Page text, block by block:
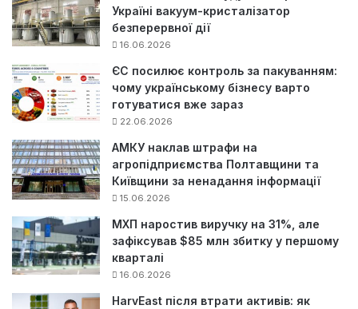
Україні вакуум-кристалізатор
безперервної дії
16.06.2026
ЄС посилює контроль за пакуванням:
чому українському бізнесу варто
готуватися вже зараз
22.06.2026
АМКУ наклав штрафи на
агропідприємства Полтавщини та
Київщини за ненадання інформації
15.06.2026
МХП наростив виручку на 31%, але
зафіксував $85 млн збитку у першому
кварталі
16.06.2026
HarvEast після втрати активів: як